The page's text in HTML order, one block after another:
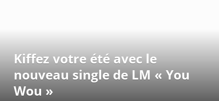
Kiffez votre été avec le
nouveau single de LM « You
Wou »